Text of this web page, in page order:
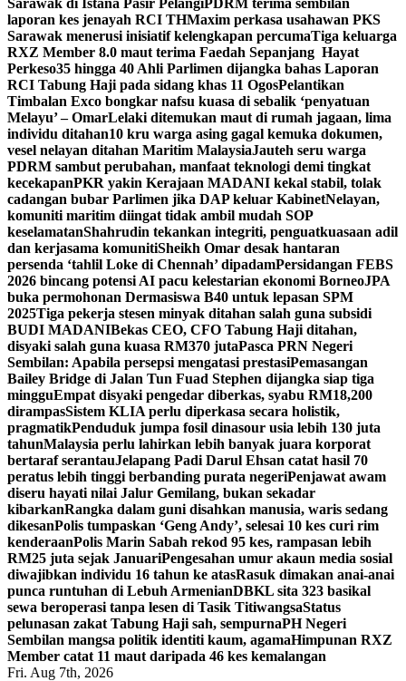
Sarawak di Istana Pasir PelangiPDRM terima sembilan
laporan kes jenayah RCI THMaxim perkasa usahawan PKS
Sarawak menerusi inisiatif kelengkapan percumaTiga keluarga
RXZ Member 8.0 maut terima Faedah Sepanjang Hayat
Perkeso35 hingga 40 Ahli Parlimen dijangka bahas Laporan
RCI Tabung Haji pada sidang khas 11 OgosPelantikan
Timbalan Exco bongkar nafsu kuasa di sebalik ‘penyatuan
Melayu’ – OmarLelaki ditemukan maut di rumah jagaan, lima
individu ditahan10 kru warga asing gagal kemuka dokumen,
vesel nelayan ditahan Maritim MalaysiaJauteh seru warga
PDRM sambut perubahan, manfaat teknologi demi tingkat
kecekapanPKR yakin Kerajaan MADANI kekal stabil, tolak
cadangan bubar Parlimen jika DAP keluar KabinetNelayan,
komuniti maritim diingat tidak ambil mudah SOP
keselamatanShahrudin tekankan integriti, penguatkuasaan adil
dan kerjasama komunitiSheikh Omar desak hantaran
persenda ‘tahlil Loke di Chennah’ dipadamPersidangan FEBS
2026 bincang potensi AI pacu kelestarian ekonomi BorneoJPA
buka permohonan Dermasiswa B40 untuk lepasan SPM
2025Tiga pekerja stesen minyak ditahan salah guna subsidi
BUDI MADANIBekas CEO, CFO Tabung Haji ditahan,
disyaki salah guna kuasa RM370 jutaPasca PRN Negeri
Sembilan: Apabila persepsi mengatasi prestasiPemasangan
Bailey Bridge di Jalan Tun Fuad Stephen dijangka siap tiga
mingguEmpat disyaki pengedar diberkas, syabu RM18,200
dirampasSistem KLIA perlu diperkasa secara holistik,
pragmatikPenduduk jumpa fosil dinasour usia lebih 130 juta
tahunMalaysia perlu lahirkan lebih banyak juara korporat
bertaraf serantauJelapang Padi Darul Ehsan catat hasil 70
peratus lebih tinggi berbanding purata negeriPenjawat awam
diseru hayati nilai Jalur Gemilang, bukan sekadar
kibarkanRangka dalam guni disahkan manusia, waris sedang
dikesanPolis tumpaskan ‘Geng Andy’, selesai 10 kes curi rim
kenderaanPolis Marin Sabah rekod 95 kes, rampasan lebih
RM25 juta sejak JanuariPengesahan umur akaun media sosial
diwajibkan individu 16 tahun ke atasRasuk dimakan anai-anai
punca runtuhan di Lebuh ArmenianDBKL sita 323 basikal
sewa beroperasi tanpa lesen di Tasik TitiwangsaStatus
pelunasan zakat Tabung Haji sah, sempurnaPH Negeri
Sembilan mangsa politik identiti kaum, agamaHimpunan RXZ
Member catat 11 maut daripada 46 kes kemalangan
Fri. Aug 7th, 2026